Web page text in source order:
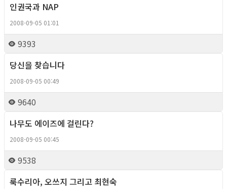
인권국과 NAP
2008-09-05 01:01
9393
당신을 찾습니다
2008-09-05 00:49
9640
나무도 에이즈에 걸린다?
2008-09-05 00:45
9538
룩수리아, 오쓰지 그리고 최현숙